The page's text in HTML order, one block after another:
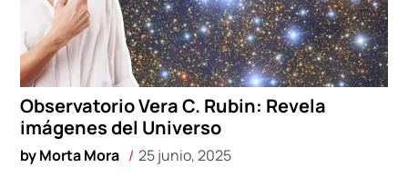
Observatorio Vera C. Rubin: Revela
imágenes del Universo
byMorta Mora 25 junio, 2025